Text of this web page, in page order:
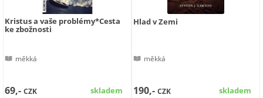
Kristus a vaše problémy*Cesta
ke zbožnosti
měkká
skladem
69,-CZK
Hlad v Zemi
měkká
skladem
190,-CZK